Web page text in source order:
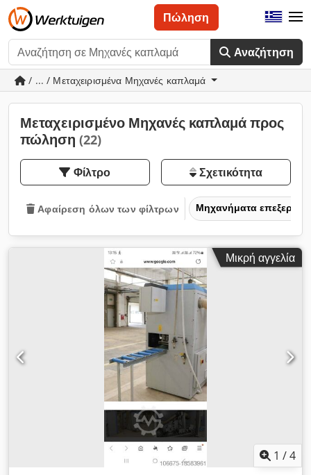
Αναζήτηση
Πώληση
/ ... / Μεταχειρισμένα Μηχανές καπλαμά
Μεταχειρισμένο Μηχανές καπλαμά προς
πώληση (22)
Φίλτρο Σχετικότητα
Αφαίρεση όλων των φίλτρων Μηχανήματα
Μικρή αγγελία
1 /4